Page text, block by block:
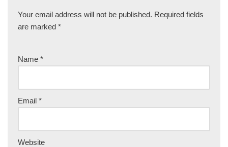
Your email address will not be published. Required fields
are marked *
Name *
Email *
Website